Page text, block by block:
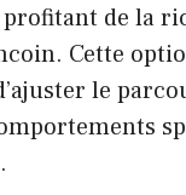
de la
Cette
le